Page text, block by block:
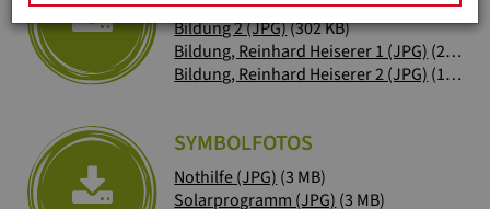
Bildung 1 (JPG)(5 MB)
Bildung 2 (JPG)(302 KB)
Bildung, Reinhard Heiserer 1 (JPG) (2 MB)
Bildung, Reinhard Heiserer 2 (JPG) (16 MB)
SYMBOLFOTOS
Nothilfe (JPG) (3 MB)
Solarprogramm (JPG) (3 MB)